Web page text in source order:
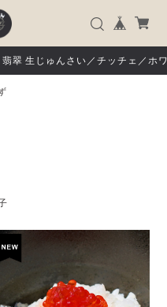
翠 生じゅんさい／チッチェ／ホ